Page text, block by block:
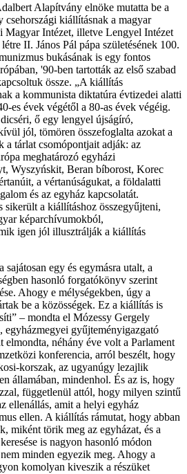
Alapítvány elnöke mutatta be a
csehországi kiállításnak a magyar
Magyar Intézet, illetve Lengyel Intézet
II. János Pál pápa születésének 100.
bukásának is egy fontos
'90-ben tartották az első szabad
össze. „A kiállítás
a kommunista diktatúra évtizedei alatti
es évek végétől a 80-as évek végéig.
ő egy lengyel újságíró,
jól, tömören összefoglalta azokat a
a tárlat csomópontjait adják: az
meghatározó egyházi
Wyszyńskit, Beran bíborost, Korec
a vértanúságukat, a földalatti
és az egyház kapcsolatát.
a kiállításhoz összegyűjteni,
képarchívumokból,
igen jól illusztrálják a kiállítás
egy és egymásra utalt, a
hasonló forgatókönyv szerint
Ahogy e mélységekben, úgy a
be a közösségek. Ez a kiállítás is
– mondta el Mózessy Gergely
egyházmegyei gyűjteményigazgató
elmondta, néhány éve volt a Parlament
konferencia, arról beszélt, hogy
korszak, az ugyanúgy lezajlik
államában, mindenhol. És az is, hogy
függetlenül attól, hogy milyen szintű
ellenállás, amit a helyi egyház
ellen. A kiállítás rámutat, hogy abban
miként törik meg az egyházat, és a
is nagyon hasonló módon
minden egyezik meg. Ahogy a
komolyan kiveszik a részüket